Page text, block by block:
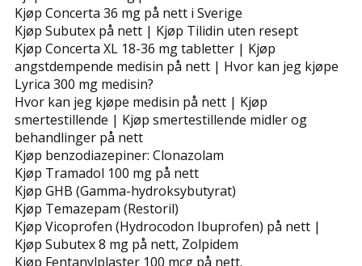
Kjøp Concerta 36 mg på nett i Sverige
Kjøp Subutex på nett | Kjøp Tilidin uten resept
Kjøp Concerta XL 18-36 mg tabletter | Kjøp
angstdempende medisin på nett | Hvor kan jeg kjøpe
Lyrica 300 mg medisin?
Hvor kan jeg kjøpe medisin på nett | Kjøp
smertestillende | Kjøp smertestillende midler og
behandlinger på nett
Kjøp benzodiazepiner: Clonazolam
Kjøp Tramadol 100 mg på nett
Kjøp GHB (Gamma-hydroksybutyrat)
Kjøp Temazepam (Restoril)
Kjøp Vicoprofen (Hydrocodon Ibuprofen) på nett |
Kjøp Subutex 8 mg på nett, Zolpidem
Kjøp Fentanylplaster 100 mcg på nett.